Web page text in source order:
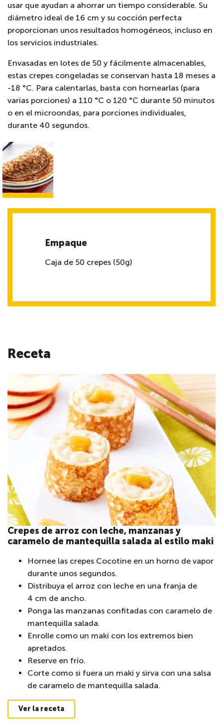
usar que ayudan a ahorrar un tiempo considerable. Su
diámetro ideal de 16 cm y su cocción perfecta
proporcionan unos resultados homogéneos, incluso en
los servicios industriales.
Envasadas en lotes de 50 y fácilmente almacenables,
estas crepes congeladas se conservan hasta 18 meses a
-18 °C. Para calentarlas, basta con hornearlas (para
varias porciones) a 110 °C o 120 °C durante 50 minutos
o en el microondas, para porciones individuales,
durante 40 segundos.
Empaque
Caja de 50 crepes (50g)
Receta
Crepes de arroz con leche, manzanas y
caramelo de mantequilla salada al estilo maki
Hornee las crepes Cocotine en un horno de vapor
durante unos segundos.
Distribuya el arroz con leche en una franja de
4 cm de ancho.
Ponga las manzanas confitadas con caramelo de
mantequilla salada.
Enrolle como un maki con los extremos bien
apretados.
Reserve en frío.
Corte como si fuera un maki y sirva con una salsa
de caramelo de mantequilla salada.
Ver la receta